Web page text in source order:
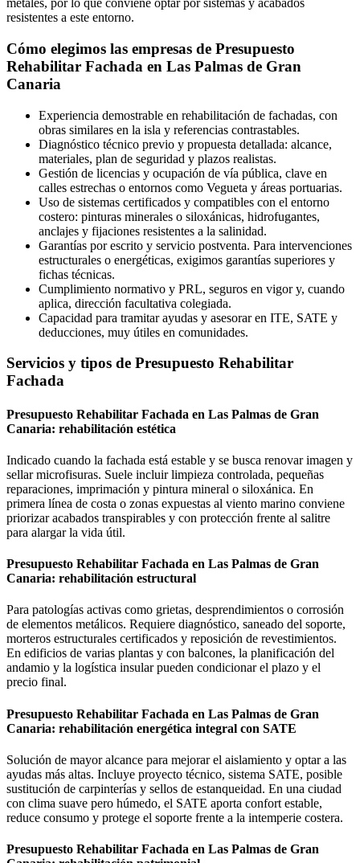
metales, por lo que conviene optar por sistemas y acabados
resistentes a este entorno.
Cómo elegimos las empresas de Presupuesto
Rehabilitar Fachada en Las Palmas de Gran
Canaria
Experiencia demostrable en rehabilitación de fachadas, con
obras similares en la isla y referencias contrastables.
Diagnóstico técnico previo y propuesta detallada: alcance,
materiales, plan de seguridad y plazos realistas.
Gestión de licencias y ocupación de vía pública, clave en
calles estrechas o entornos como Vegueta y áreas portuarias.
Uso de sistemas certificados y compatibles con el entorno
costero: pinturas minerales o siloxánicas, hidrofugantes,
anclajes y fijaciones resistentes a la salinidad.
Garantías por escrito y servicio postventa. Para intervenciones
estructurales o energéticas, exigimos garantías superiores y
fichas técnicas.
Cumplimiento normativo y PRL, seguros en vigor y, cuando
aplica, dirección facultativa colegiada.
Capacidad para tramitar ayudas y asesorar en ITE, SATE y
deducciones, muy útiles en comunidades.
Servicios y tipos de Presupuesto Rehabilitar
Fachada
Presupuesto Rehabilitar Fachada en Las Palmas de Gran
Canaria: rehabilitación estética
Indicado cuando la fachada está estable y se busca renovar imagen y
sellar microfisuras. Suele incluir limpieza controlada, pequeñas
reparaciones, imprimación y pintura mineral o siloxánica. En
primera línea de costa o zonas expuestas al viento marino conviene
priorizar acabados transpirables y con protección frente al salitre
para alargar la vida útil.
Presupuesto Rehabilitar Fachada en Las Palmas de Gran
Canaria: rehabilitación estructural
Para patologías activas como grietas, desprendimientos o corrosión
de elementos metálicos. Requiere diagnóstico, saneado del soporte,
morteros estructurales certificados y reposición de revestimientos.
En edificios de varias plantas y con balcones, la planificación del
andamio y la logística insular pueden condicionar el plazo y el
precio final.
Presupuesto Rehabilitar Fachada en Las Palmas de Gran
Canaria: rehabilitación energética integral con SATE
Solución de mayor alcance para mejorar el aislamiento y optar a las
ayudas más altas. Incluye proyecto técnico, sistema SATE, posible
sustitución de carpinterías y sellos de estanqueidad. En una ciudad
con clima suave pero húmedo, el SATE aporta confort estable,
reduce consumo y protege el soporte frente a la intemperie costera.
Presupuesto Rehabilitar Fachada en Las Palmas de Gran